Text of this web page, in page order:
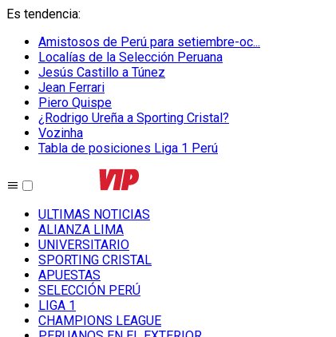
Es tendencia:
Amistosos de Perú para setiembre-oc...
Localías de la Selección Peruana
Jesús Castillo a Túnez
Jean Ferrari
Piero Quispe
¿Rodrigo Ureña a Sporting Cristal?
Vozinha
Tabla de posiciones Liga 1 Perú
ULTIMAS NOTICIAS
ALIANZA LIMA
UNIVERSITARIO
SPORTING CRISTAL
APUESTAS
SELECCIÓN PERÚ
LIGA 1
CHAMPIONS LEAGUE